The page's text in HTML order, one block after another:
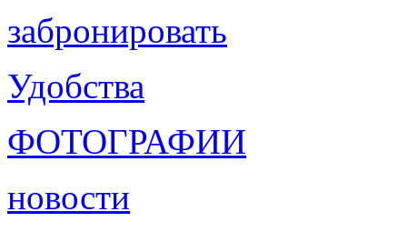
забронировать
Удобства
ФОТОГРАФИИ
новости